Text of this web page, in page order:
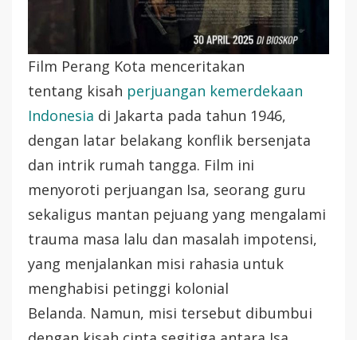
Film Perang Kota menceritakan
tentang kisah perjuangan kemerdekaan
Indonesia di Jakarta pada tahun 1946,
dengan latar belakang konflik bersenjata
dan intrik rumah tangga. Film ini
menyoroti perjuangan Isa, seorang guru
sekaligus mantan pejuang yang mengalami
trauma masa lalu dan masalah impotensi,
yang menjalankan misi rahasia untuk
menghabisi petinggi kolonial
Belanda. Namun, misi tersebut dibumbui